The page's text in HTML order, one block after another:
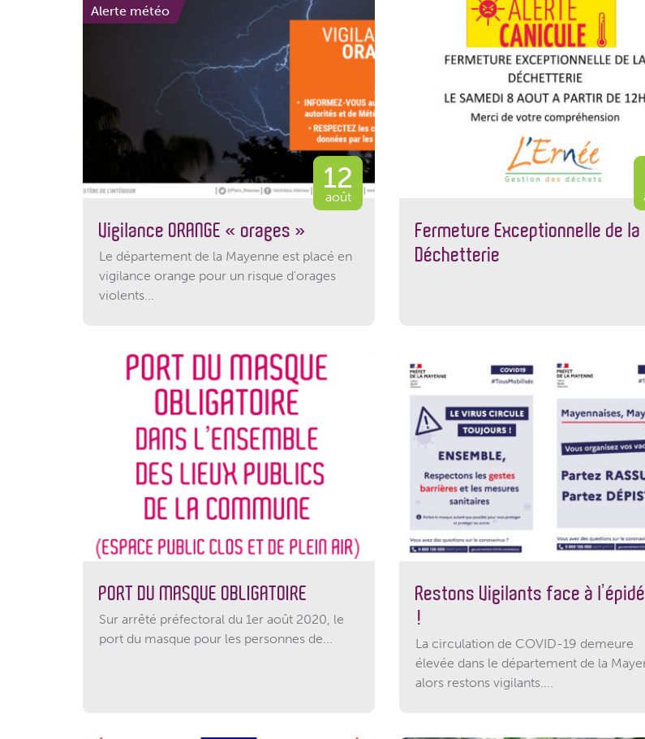
Alerte météo
12
août
Vigilance ORANGE « orages »
Le département de la Mayenne est placé en
vigilance orange pour un risque d'orages
violents...
Fermeture Exceptionnelle de la
Déchetterie
PORT DU MASQUE OBLIGATOIRE
Sur arrêté préfectoral du 1er août 2020, le
port du masque pour les personnes de...
Restons Vigilants face à
!
La circulation de COVID-19 demeure
élevée dans le département de la
alors restons vigilants....